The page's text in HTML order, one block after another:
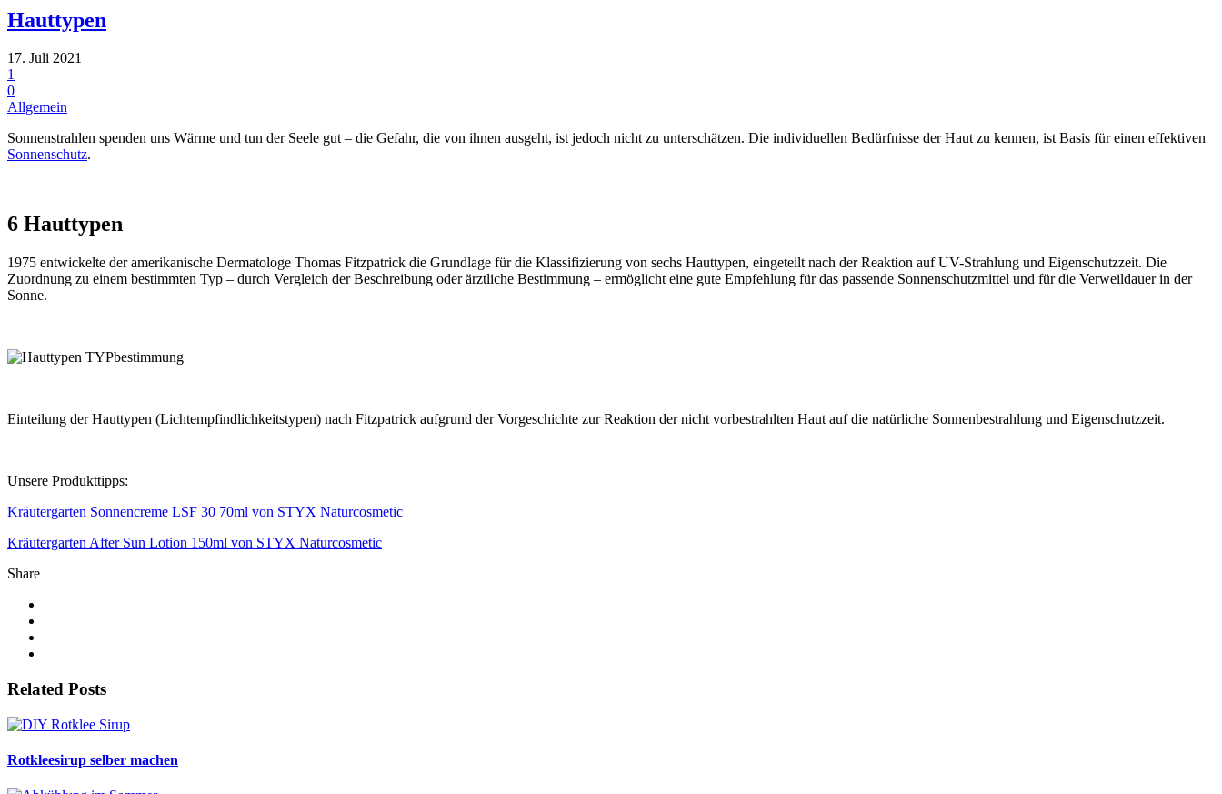
Hauttypen
17. Juli 2021
1
0
Allgemein
Sonnenstrahlen spenden uns Wärme und tun der Seele gut – die Gefahr, die von ihnen ausgeht, ist jedoch nicht zu unterschätzen. Die individuellen Bedürfnisse der Haut zu kennen, ist Basis für einen effektiven
Sonnenschutz.
6 Hauttypen
1975 entwickelte der amerikanische Dermatologe Thomas Fitzpatrick die Grundlage für die Klassifizierung von sechs Hauttypen, eingeteilt nach der Reaktion auf UV-Strahlung und Eigenschutzzeit. Die
Zuordnung zu einem bestimmten Typ – durch Vergleich der Beschreibung oder ärztliche Bestimmung – ermöglicht eine gute Empfehlung für das passende Sonnenschutzmittel und für die Verweildauer in der
Sonne.
Einteilung der Hauttypen (Lichtempfindlichkeitstypen) nach Fitzpatrick aufgrund der Vorgeschichte zur Reaktion der nicht vorbestrahlten Haut auf die natürliche Sonnenbestrahlung und Eigenschutzzeit.
Unsere Produkttipps:
Kräutergarten Sonnencreme LSF 30 70ml von STYX Naturcosmetic
Kräutergarten After Sun Lotion 150ml von STYX Naturcosmetic
Share
Related Posts
Rotkleesirup selber machen